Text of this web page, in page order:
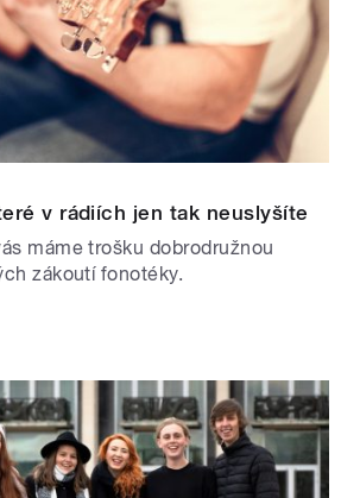
v rádiích jen tak neuslyšíte
máme trošku dobrodružnou
zákoutí fonotéky.